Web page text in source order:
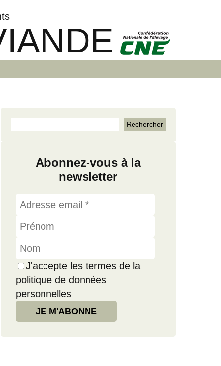
Abonnez-vous à la
newsletter
J'accepte les termes de la
politique de données
personnelles